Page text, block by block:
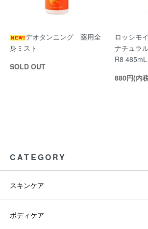
デオタンニング 薬用全
身ミスト
SOLD OUT
ロッシモ
ナチュラ
R8 485mL
880円(内
CATEGORY
スキンケア
ボディケア